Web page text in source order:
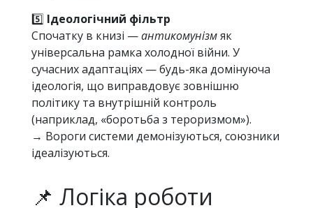
5️⃣ Ідеологічний фільтр
Спочатку в книзі —антикомунізмяк
універсальна рамка холодної війни. У
сучасних адаптаціях — будь-яка домінуюча
ідеологія, що виправдовує зовнішню
політику та внутрішній контроль
(наприклад, «боротьба з тероризмом»).
→ Вороги системи демонізуються, союзники
ідеалізуються.
📌 Логіка роботи